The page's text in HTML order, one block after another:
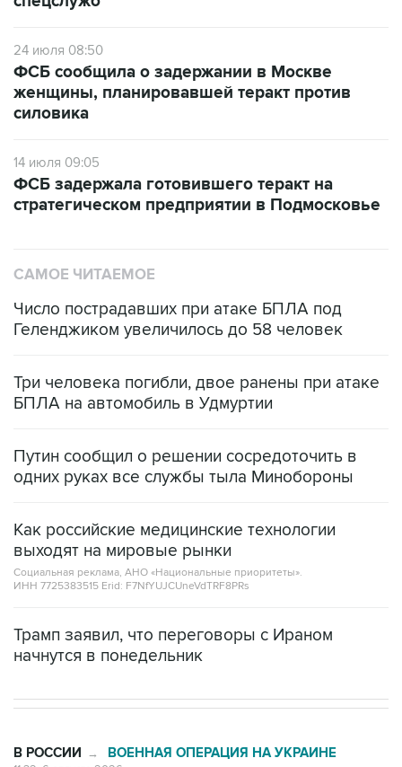
24 июля 08:50
ФСБ сообщила о задержании в Москве
женщины, планировавшей теракт против
силовика
14 июля 09:05
ФСБ задержала готовившего теракт на
стратегическом предприятии в Подмосковье
САМОЕ ЧИТАЕМОЕ
Число пострадавших при атаке БПЛА под
Геленджиком увеличилось до 58 человек
Три человека погибли, двое ранены при атаке
БПЛА на автомобиль в Удмуртии
Путин сообщил о решении сосредоточить в
одних руках все службы тыла Минобороны
Как российские медицинские технологии
выходят на мировые рынки
Социальная реклама, АНО «Национальные приоритеты».
ИНН 7725383515 Erid: F7NfYUJCUneVdTRF8PRs
Трамп заявил, что переговоры с Ираном
начнутся в понедельник
В РОССИИ → ВОЕННАЯ ОПЕРАЦИЯ НА УКРАИНЕ